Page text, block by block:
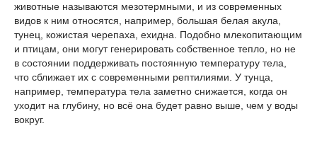
животные называются мезотермными, и из современных
видов к ним относятся, например, большая белая акула,
тунец, кожистая черепаха, ехидна. Подобно млекопитающим
и птицам, они могут генерировать собственное тепло, но не
в состоянии поддерживать постоянную температуру тела,
что сближает их с современными рептилиями. У тунца,
например, температура тела заметно снижается, когда он
уходит на глубину, но всё она будет равно выше, чем у воды
вокруг.